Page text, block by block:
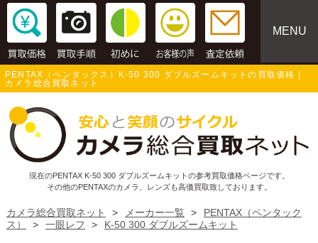
MENU
PENTAX（ペンタックス）K-50 300 ダブルズームキットの買取価格 |
カメラ総合買取ネット
現在のPENTAX K-50 300 ダブルズームキットの参考買取価格ページです。
その他のPENTAXのカメラ、レンズも高価買取致しております。
カメラ総合買取ネット > メーカー一覧 >
PENTAX（ペンタック
ス）
> 一眼レフ > K-50 300 ダブルズームキット